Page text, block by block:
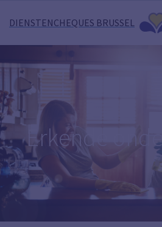
DIENSTENCHEQUES BRUSSEL
Erkende